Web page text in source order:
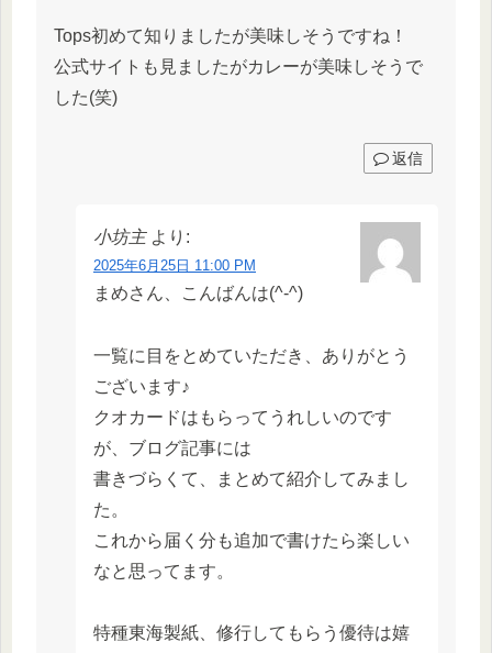
Tops初めて知りましたが美味しそうですね！
公式サイトも見ましたがカレーが美味しそうで
した(笑)
返信
小坊主 より:
2025年6月25日 11:00 PM
まめさん、こんばんは(^-^)
一覧に目をとめていただき、ありがとう
ございます♪
クオカードはもらってうれしいのです
が、ブログ記事には
書きづらくて、まとめて紹介してみまし
た。
これから届く分も追加で書けたら楽しい
なと思ってます。
特種東海製紙、修行してもらう優待は嬉